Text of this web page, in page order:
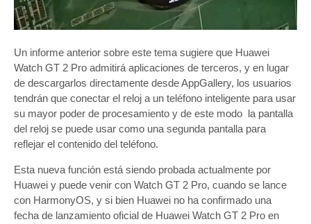
Un informe anterior sobre este tema sugiere que Huawei
Watch GT 2 Pro admitirá aplicaciones de terceros, y en lugar
de descargarlos directamente desde AppGallery, los usuarios
tendrán que conectar el reloj a un teléfono inteligente para usar
su mayor poder de procesamiento y de este modo la pantalla
del reloj se puede usar como una segunda pantalla para
reflejar el contenido del teléfono.
Esta nueva función está siendo probada actualmente por
Huawei y puede venir con Watch GT 2 Pro, cuando se lance
con HarmonyOS, y si bien Huawei no ha confirmado una
fecha de lanzamiento oficial de Huawei Watch GT 2 Pro en